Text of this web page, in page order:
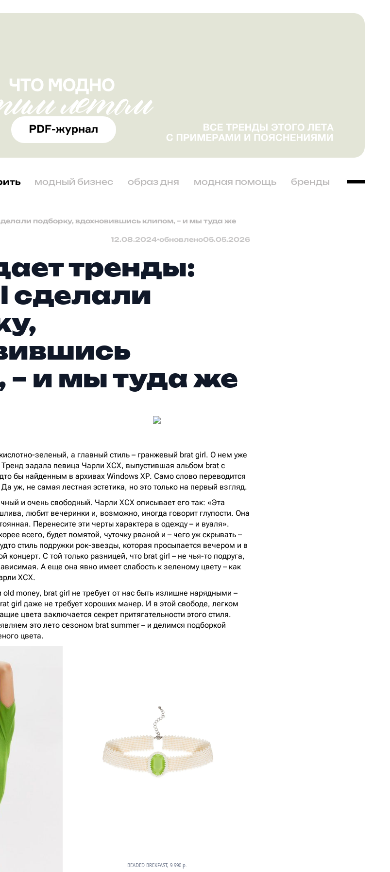
модный бизнес образ дня модная помощь бренды
подборку, вдохновившись клипом, – и мы туда же
12.08.2024•обновлено05.05.2026
тренды:
сделали
– и мы туда же
зеленый, а главный стиль – гранжевый brat girl. О нем уже
Тренд задала певица Чарли XCX, выпустившая альбом brat с
бы найденным в архивах Windows XP. Само слово переводится
уж, не самая лестная эстетика, но это только на первый взгляд.
и очень свободный. Чарли XCX описывает его так: «Эта
любит вечеринки и, возможно, иногда говорит глупости. Она
Перенесите эти черты характера в одежду – и вуаля».
всего, будет помятой, чуточку рваной и – чего уж скрывать –
стиль подружки рок-звезды, которая просыпается вечером и в
концерт. С той только разницей, что brat girl – не чья-то подруга,
А еще она явно имеет слабость к зеленому цвету – как
XCX.
old money, brat girl не требует от нас быть излишне нарядными –
girl даже не требует хороших манер. И в этой свободе, легком
цвета заключается секрет притягательности этого стиля.
это лето сезоном brat summer – и делимся подборкой
цвета.
BEADED BREKFAST, 9 990 p.